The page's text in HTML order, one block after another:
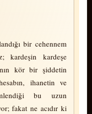
bir cehennem
kardeşin kardeşe
kör bir şiddetin
ihanetin ve
bu uzun
fakat ne acıdır ki